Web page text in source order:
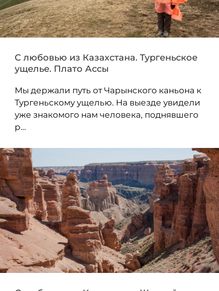
С любовью из Казахстана. Тургеньское
ущелье. Плато Ассы
Мы держали путь от Чарынского каньона к
Тургеньскому ущелью. На выезде увидели
уже знакомого нам человека, поднявшего
р…